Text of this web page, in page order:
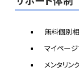
無料個別
マイペー
メンタリ